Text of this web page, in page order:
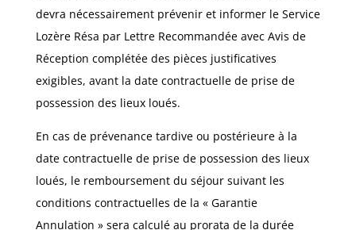
devra nécessairement prévenir et informer le Service
Lozère Résa par Lettre Recommandée avec Avis de
Réception complétée des pièces justificatives
exigibles, avant la date contractuelle de prise de
possession des lieux loués.
En cas de prévenance tardive ou postérieure à la
date contractuelle de prise de possession des lieux
loués, le remboursement du séjour suivant les
conditions contractuelles de la « Garantie
Annulation » sera calculé au prorata de la durée